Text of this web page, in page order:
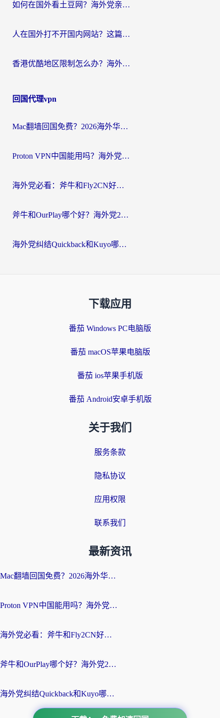
如何在国外看土豆网？海外党亲测有效的追剧加速器选择指南
人在国外打不开国内网站？这篇攻略帮你无缝解锁国内资源（附交管12123使用技巧）
香港优酷地区限制怎么办？海外党亲测有效的追剧解决方案
回国代理vpn
Mac翻墙回国免费？2026海外华人亲测：从CCTV5直播到国内APP，这样选加速器才靠谱
Proton VPN中国能用吗？海外党选回国加速器的避坑指南（附番茄加速器实测）
海外党必看：斧牛和Fly2CN好用吗？3招教你选对回国加速器（附免费试用攻略）
斧牛和OurPlay哪个好？海外党2026亲测：选对加速器，国内资源秒加载
海外党纠结Quickback和Kuyo哪个好？选对回国加速器才能无缝刷国内资源
下载应用
番茄 Windows PC电脑版
番茄 macOS苹果电脑版
番茄 ios苹果手机版
番茄 Android安卓手机版
关于我们
服务条款
隐私协议
应用权限
联系我们
最新资讯
Mac翻墙回国免费？2026海外华人亲测：从CCTV5直播到国内APP，这样选加速器才靠谱
Proton VPN中国能用吗？海外党选回国加速器的避坑指南（附番茄加速器实测）
海外党必看：斧牛和Fly2CN好用吗？3招教你选对回国加速器（附免费试用攻略）
斧牛和OurPlay哪个好？海外党2026亲测：选对加速器，国内资源秒加载
海外党纠结Quickback和Kuyo哪个好？选对回国加速器才能无缝刷国内资源